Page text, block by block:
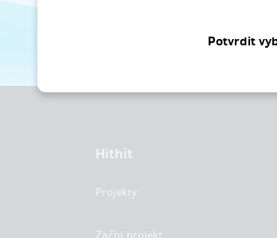
Hithit
Projekty